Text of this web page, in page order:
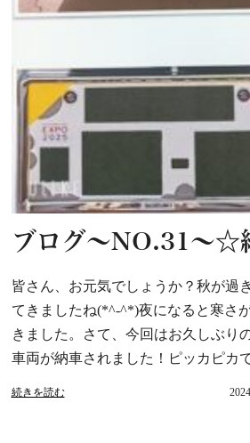
ブログ～NO.31～
皆さん、お元気でしょうか？秋が過
てきましたね(*^-^*)夜になると寒さ
きました。さて、今回はお久しぶり
車両が納車されました！ピッカピカ
続きを読む